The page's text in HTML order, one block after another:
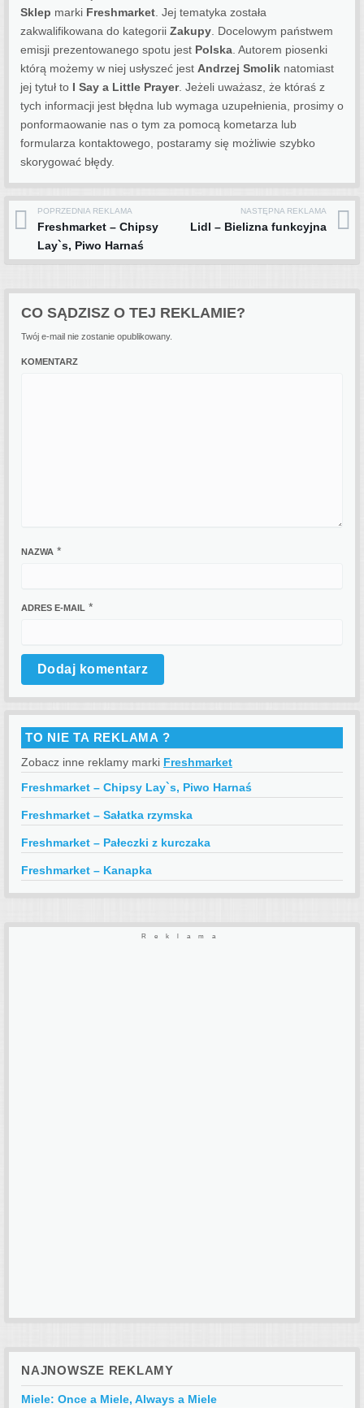
Sklep marki Freshmarket. Jej tematyka została
zakwalifikowana do kategorii Zakupy. Docelowym państwem
emisji prezentowanego spotu jest Polska. Autorem piosenki
którą możemy w niej usłyszeć jest Andrzej Smolik natomiast
jej tytuł to I Say a Little Prayer. Jeżeli uważasz, że któraś z
tych informacji jest błędna lub wymaga uzupełnienia, prosimy o
ponformaowanie nas o tym za pomocą kometarza lub
formularza kontaktowego, postaramy się możliwie szybko
skorygować błędy.
Post navigation
POPRZEDNIA REKLAMA
Freshmarket – Chipsy
Lay`s, Piwo Harnaś
NASTĘPNA REKLAMA
Lidl – Bielizna funkcyjna
CO SĄDZISZ O TEJ REKLAMIE?
Twój e-mail nie zostanie opublikowany.
KOMENTARZ
NAZWA *
ADRES E-MAIL *
TO NIE TA REKLAMA ?
Zobacz inne reklamy marki Freshmarket
Freshmarket – Chipsy Lay`s, Piwo Harnaś
Freshmarket – Sałatka rzymska
Freshmarket – Pałeczki z kurczaka
Freshmarket – Kanapka
Reklama
NAJNOWSZE REKLAMY
Miele: Once a Miele, Always a Miele